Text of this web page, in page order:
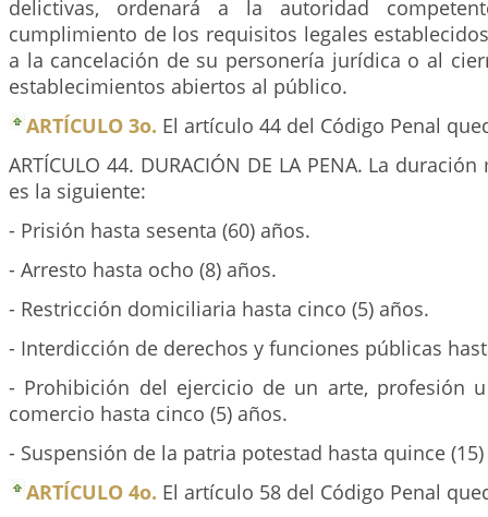
delictivas, ordenará a la autoridad
cumplimiento de los requisitos legales
a la cancelación de su personería jurídica o al
establecimientos abiertos al público.
ARTÍCULO 3o. El artículo 44 del Código Penal
ARTÍCULO 44. DURACIÓN DE LA PENA. La
es la siguiente:
- Prisión hasta sesenta (60) años.
- Arresto hasta ocho (8) años.
- Restricción domiciliaria hasta cinco (5) años.
- Interdicción de derechos y funciones públicas
- Prohibición del ejercicio de un arte, profesión
comercio hasta cinco (5) años.
- Suspensión de la patria potestad hasta quince
ARTÍCULO 4o. El artículo 58 del Código Penal